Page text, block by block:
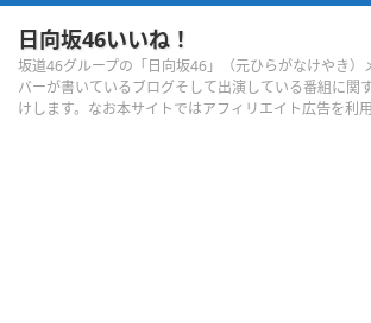
日向坂46いいね！
坂道46グループの「日向坂46」（元ひらがなけやき）
バーが書いているブログそして出演している番組に関
けします。なお本サイトではアフィリエイト広告を利用